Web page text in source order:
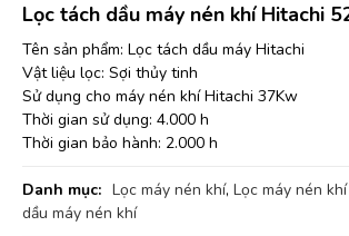
Lọc tách dầu máy nén khí Hitachi
Tên sản phẩm: Lọc tách dầu máy Hitachi
Vật liệu lọc: Sợi thủy tinh
Sử dụng cho máy nén khí Hitachi 37Kw
Thời gian sử dụng: 4.000 h
Thời gian bảo hành: 2.000 h
Danh mục: Lọc máy nén khí, Lọc máy nén
dầu máy nén khí